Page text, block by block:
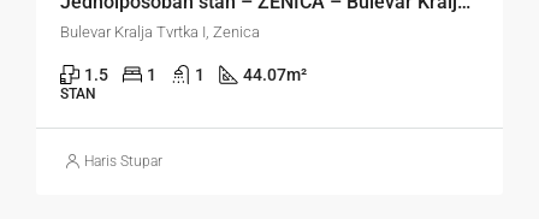
Bulevar Kralja Tvrtka I, Zenica
1.5 1 1 44.07m²
STAN
Haris Stupar